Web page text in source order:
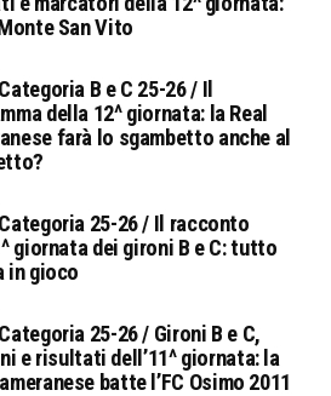
San Vito
B e C 25-26 / Il
della 12^ giornata: la Real
farà lo sgambetto anche al
25-26 / Il racconto
giornata dei gironi B e C: tutto
in gioco
25-26 / Gironi B e C,
e risultati dell’11^ giornata: la
batte l’FC Osimo 2011